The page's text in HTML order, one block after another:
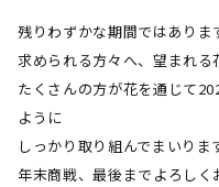
残りわずかな期間ではありま
求められる方々へ、望まれ
たくさんの方が花を通じて
ように
しっかり取り組んでまいりま
年末商戦、最後までよろしく